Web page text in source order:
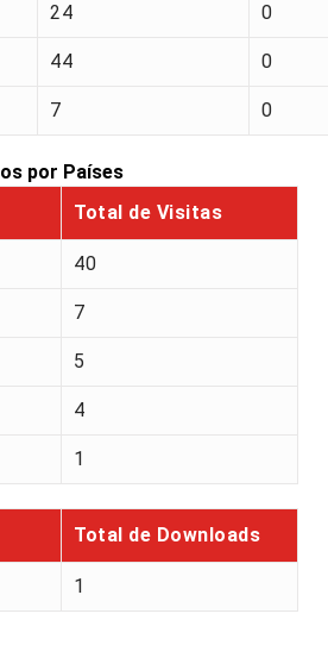
24 0
44 0
7 0
por Países
Total de Visitas
40
7
5
4
1
Total de Downloads
1